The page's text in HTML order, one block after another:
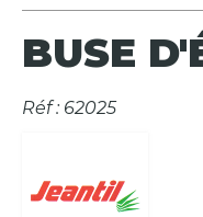
BUSE
Réf : 62025